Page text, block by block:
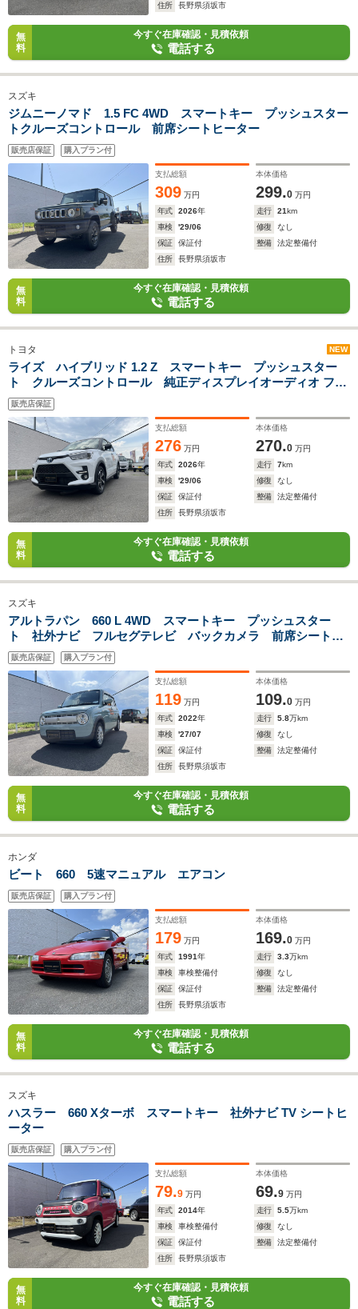
住所
長野県須坂市
無
料
今すぐ在庫確認・見積依頼
電話する
スズキ
ジムニーノマド 1.5 FC 4WD スマートキー プッシュスター
トクルーズコントロール 前席シートヒーター
販売店保証 購入プラン付
支払総額
309 万円
本体価格
299.0 万円
年式
2026年 走行 21km
車検
'29/06 修復
なし
保証
保証付 整備
法定整備付
住所
長野県須坂市
無
料
今すぐ在庫確認・見積依頼
電話する
トヨタ NEW
ライズ ハイブリッド 1.2 Z スマートキー プッシュスター
ト クルーズコントロール 純正ディスプレイオーディオ フル
セグテレビ 全方位カメラ Bluetooth対応 前席シートヒー
ター
販売店保証
支払総額
276 万円
本体価格
270.0 万円
年式
2026年 走行 7km
車検
'29/06 修復
なし
保証
保証付 整備
法定整備付
住所
長野県須坂市
無
料
今すぐ在庫確認・見積依頼
電話する
スズキ
アルトラパン 660 L 4WD スマートキー プッシュスター
ト 社外ナビ フルセグテレビ バックカメラ 前席シートヒ
ーター ドライブレコーダー
販売店保証 購入プラン付
支払総額
119 万円
本体価格
109.0 万円
年式
2022年 走行 5.8万km
車検
'27/07 修復
なし
保証
保証付 整備
法定整備付
住所
長野県須坂市
無
料
今すぐ在庫確認・見積依頼
電話する
ホンダ
ビート 660 5速マニュアル エアコン
販売店保証 購入プラン付
支払総額
179 万円
本体価格
169.0 万円
年式
1991年 走行 3.3万km
車検
車検整備付 修復
なし
保証
保証付 整備
法定整備付
住所
長野県須坂市
無
料
今すぐ在庫確認・見積依頼
電話する
スズキ
ハスラー 660 Xターボ スマートキー 社外ナビ TV シートヒ
ーター
販売店保証 購入プラン付
支払総額
79.9 万円
本体価格
69.9 万円
年式
2014年 走行 5.5万km
車検
車検整備付 修復
なし
保証
保証付 整備
法定整備付
住所
長野県須坂市
無
料
今すぐ在庫確認・見積依頼
電話する